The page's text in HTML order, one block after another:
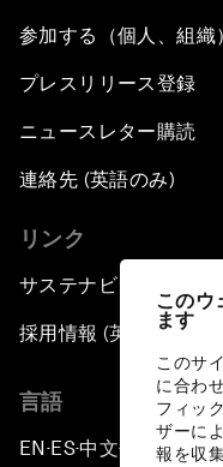
このウ
ます
このサ
に合わ
フィッ
ザーに
報を収
参加する（個人、組織）
プレスリリース登録
ニュースレター購読
連絡先 (英語のみ)
リンク
サステナビリティへの
採用情報 (英語のみ)
言語
EN ▪ES▪中文▪ 日本語